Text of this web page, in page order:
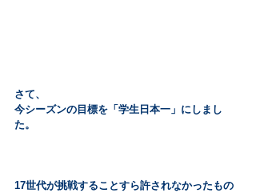
さて、
今シーズンの目標を「学生日本一」にしまし
た。
17世代が挑戦することすら許されなかったもの